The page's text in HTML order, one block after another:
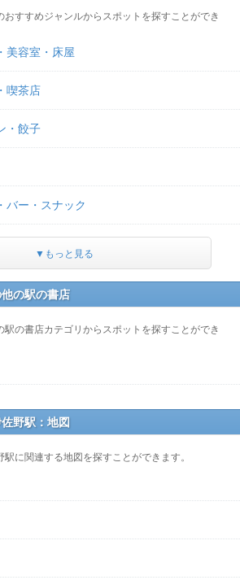
すすめジャンルからスポットを探すことができ
美容室・床屋
喫茶店
・餃子
バー・スナック
▼もっと見る
の駅の書店
の書店カテゴリからスポットを探すことができ
野駅：地図
に関連する地図を探すことができます。